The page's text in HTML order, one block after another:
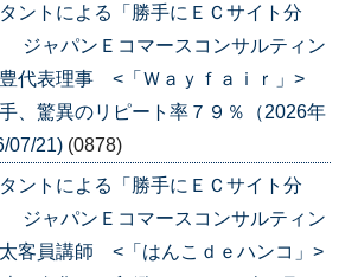
ントによる「勝手にＥＣサイト分
ジャパンＥコマースコンサルティン
代表理事 <「Ｗａｙｆａｉｒ」>
、驚異のリピート率７９％（2026年
07/21) (0878)
ントによる「勝手にＥＣサイト分
ジャパンＥコマースコンサルティン
客員講師 <「はんこｄｅハンコ」>